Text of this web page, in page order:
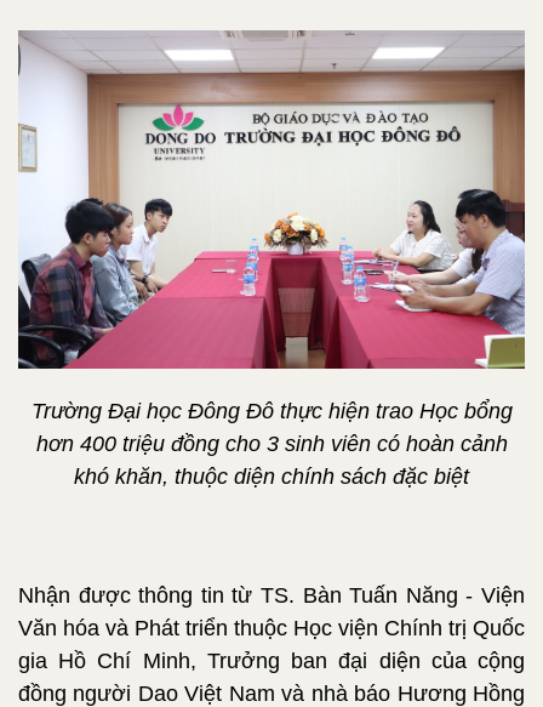
Trường Đại học Đông Đô thực hiện trao Học bổng
hơn 400 triệu đồng cho 3 sinh viên có hoàn cảnh
khó khăn, thuộc diện chính sách đặc biệt
Nhận được thông tin từ TS. Bàn Tuấn Năng - Viện
Văn hóa và Phát triển thuộc Học viện Chính trị Quốc
gia Hồ Chí Minh, Trưởng ban đại diện của cộng
đồng người Dao Việt Nam và nhà báo Hương Hồng